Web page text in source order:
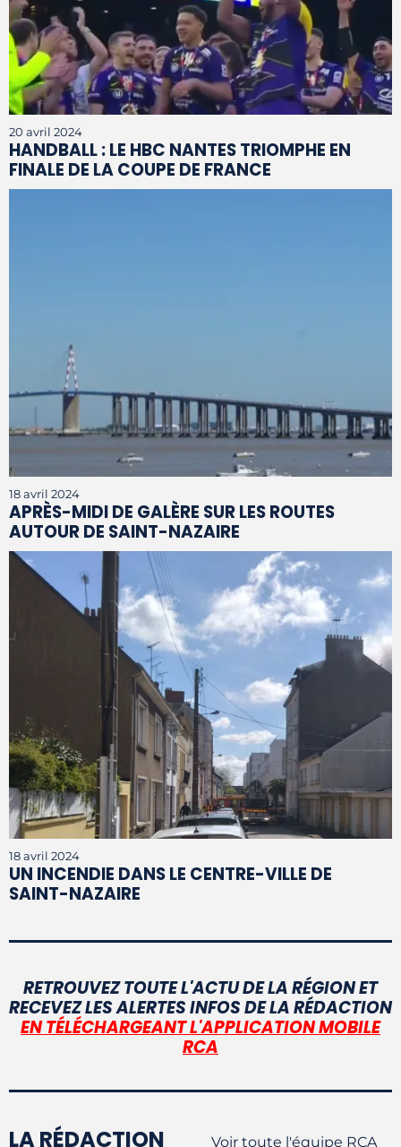
20 avril 2024
HANDBALL : LE HBC NANTES TRIOMPHE EN
FINALE DE LA COUPE DE FRANCE
18 avril 2024
APRÈS-MIDI DE GALÈRE SUR LES ROUTES
AUTOUR DE SAINT-NAZAIRE
18 avril 2024
UN INCENDIE DANS LE CENTRE-VILLE DE
SAINT-NAZAIRE
RETROUVEZ TOUTE L'ACTU DE LA RÉGION ET
RECEVEZ LES ALERTES INFOS DE LA RÉDACTION
EN TÉLÉCHARGEANT L'APPLICATION MOBILE
RCA
LA RÉDACTION Voir toute l'équipe RCA